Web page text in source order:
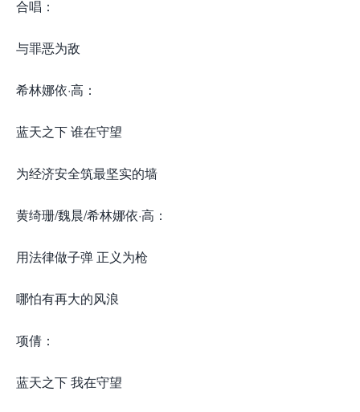
合唱：
与罪恶为敌
希林娜依·高：
蓝天之下 谁在守望
为经济安全筑最坚实的墙
黄绮珊/魏晨/希林娜依·高：
用法律做子弹 正义为枪
哪怕有再大的风浪
项倩：
蓝天之下 我在守望